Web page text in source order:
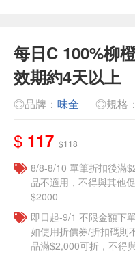
每日C 100%柳
效期約4天以上
◎品牌： 味全 ◎規格
$ 117 $118
8/8-8/10 單筆折扣後滿
品不適用，不得與其他
$2000
即日起-9/1 不限金額下
如使用折價券/折扣碼則
品滿$2,000可折，不得